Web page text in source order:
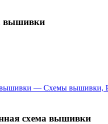
вышивки
схема вышивки